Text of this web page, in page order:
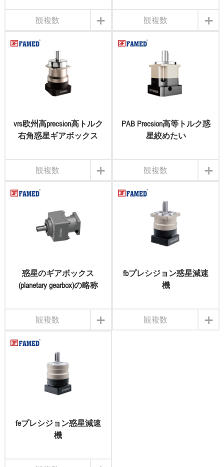
+
観複数 +
観複数
vrs欧州高precsion高トルク
右角惑星ギアボックス
+
観複数
PAB Precsion高等トルク惑
星絞めたい
+
観複数
惑星のギアボックス
(planetary gearbox)の略称
+
観複数
fbプレシジョン惑星減速
機
+
観複数
feプレシジョン惑星減速
機